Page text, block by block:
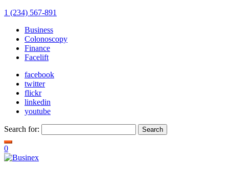
1 (234) 567-891
Business
Colonoscopy
Finance
Facelift
facebook
twitter
flickr
linkedin
youtube
Search for:
0